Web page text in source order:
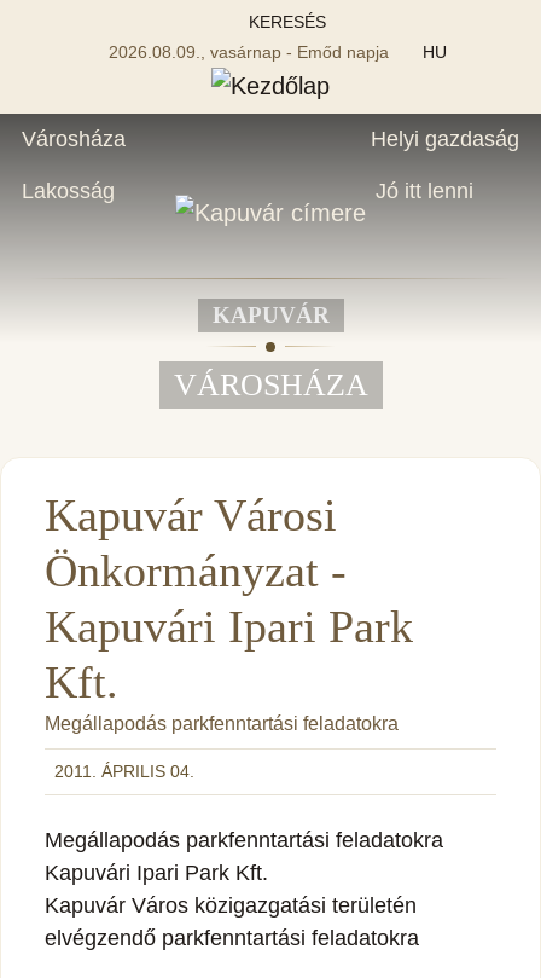
KERESÉS
2026.08.09., vasárnap - Emőd napja
HU
Városháza
Lakosság
Helyi gazdaság
Jó itt lenni
KAPUVÁR
VÁROSHÁZA
Kapuvár Városi
Önkormányzat -
Kapuvári Ipari Park
Kft.
Megállapodás parkfenntartási feladatokra
2011. ÁPRILIS 04.
Megállapodás parkfenntartási feladatokra
Kapuvári Ipari Park Kft.
Kapuvár Város közigazgatási területén
elvégzendő parkfenntartási feladatokra